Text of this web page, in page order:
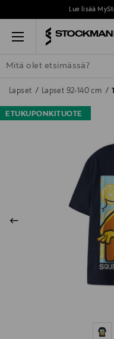
Lue lisää
Menu
ETSI KAIKKI NAISET
Lapset Lapset 92-140 cm
ETUKUPONKITUOTE